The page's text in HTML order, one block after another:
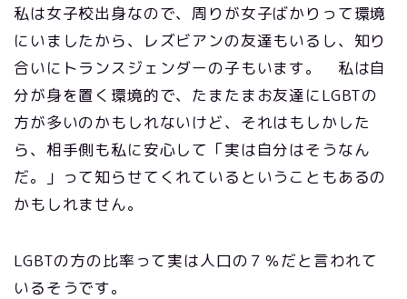
私は女子校出身なので、周りが女子ばかりって環境
にいましたから、レズビアンの友達もいるし、知り
合いにトランスジェンダーの子もいます。 私は自
分が身を置く環境的で、たまたまお友達にLGBTの
方が多いのかもしれないけど、それはもしかした
ら、相手側も私に安心して「実は自分はそうなん
だ。」って知らせてくれているということもあるの
かもしれません。
LGBTの方の比率って実は人口の７％だと言われて
いるそうです。